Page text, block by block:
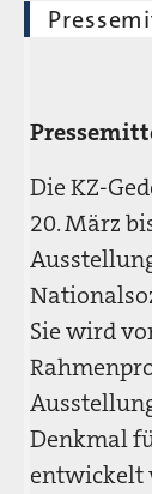
Die KZ-
20. März
Sie wird
Denkmal
entwickelt